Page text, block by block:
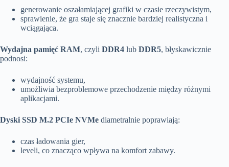
generowanie oszałamiającej grafiki w czasie rzeczywistym,
sprawienie, że gra staje się znacznie bardziej realistyczna i
wciągająca.
Wydajna pamięć RAM, czyli DDR4 lub DDR5, błyskawicznie
podnosi:
wydajność systemu,
umożliwia bezproblemowe przechodzenie między różnymi
aplikacjami.
Dyski SSD M.2 PCIe NVMe diametralnie poprawiają:
czas ładowania gier,
leveli, co znacząco wpływa na komfort zabawy.